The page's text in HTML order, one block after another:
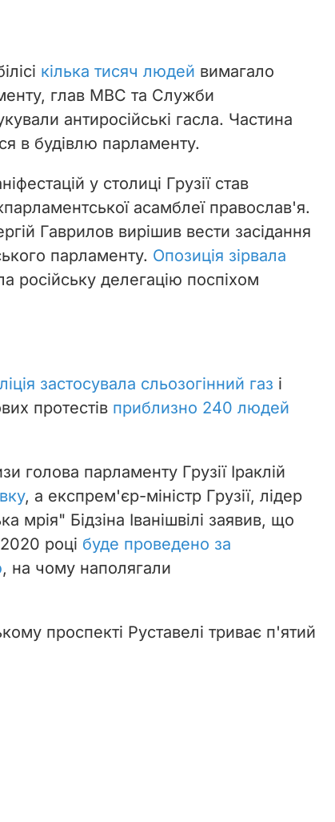
кілька тисяч людей вимагало
глав МВС та Служби
антиросійські гасла. Частина
в будівлю парламенту.
у столиці Грузії став
асамблеї православ'я.
Гаврилов вирішив вести засідання
парламенту. Опозиція зірвала
російську делегацію поспіхом
застосувала сльозогінний газ і
протестів приблизно 240 людей
голова парламенту Грузії Іраклій
, а експрем'єр-міністр Грузії, лідер
мрія" Бідзіна Іванішвілі заявив, що
році буде проведено за
, на чому наполягали
проспекті Руставелі триває п'ятий